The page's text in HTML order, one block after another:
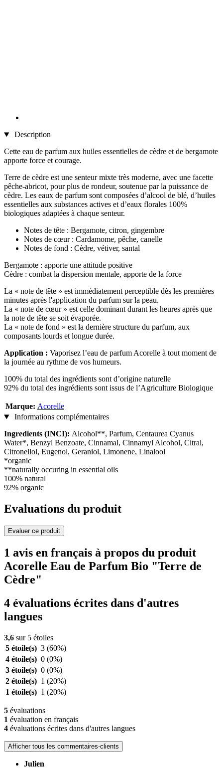
Description
Cette eau de parfum aux huiles essentielles de cèdre et de bergamote
apporte force et courage.
Terre de cèdre est une senteur mixte très moderne, avec une facette
pêche-abricot, pour plus de rondeur, soutenue par la puissance de
cèdre. Les eaux de parfum sont composées d’alcool de blé, d’huiles
essentielles aux substances actives et d’eaux florales 100%
biologiques adaptées à chaque senteur.
Notes de tête : Bergamote, citron, gingembre
Notes de cœur : Cardamome, pêche, canelle
Notes de fond : Cèdre, vétiver, santal
Bergamote : apporte une attitude positive
Cèdre : combat la dispersion mentale, apporte de la force
La « note de tête » est immédiatement perceptible dès les premières
minutes après l'application du parfum sur la peau.
La « note de cœur » est celle dominant durant les heures après que
la note de tête se soit évaporée.
La « note de fond » est la dernière structure du parfum, aux
composants lourds et longue durée.
Application : Vaporisez l’eau de parfum Acorelle à tout moment de
la journée au rythme de vos humeurs.
100% du total des ingrédients sont d’origine naturelle
92% du total des ingrédients sont issus de l’Agriculture Biologique
Marque: Acorelle
Informations complémentaires
Ingredients (INCI): Alcohol**, Parfum, Centaurea Cyanus
Water*, Benzyl Benzoate, Cinnamal, Cinnamyl Alcohol, Citral,
Citronellol, Eugenol, Geraniol, Limonene, Linalool
*organic
**naturally occuring in essential oils
100% natural
92% organic
Evaluations du produit
Evaluer ce produit
1 avis en français à propos du produit
Acorelle Eau de Parfum Bio "Terre de
Cèdre"
4 évaluations écrites dans d'autres
langues
3,6 sur 5 étoiles
5 étoile(s) 3 (60%)
4 étoile(s) 0 (0%)
3 étoile(s) 0 (0%)
2 étoile(s) 1 (20%)
1 étoile(s) 1 (20%)
5 évaluations
1 évaluation en français
4 évaluations écrites dans d'autres langues
Afficher tous les commentaires-clients
Julien